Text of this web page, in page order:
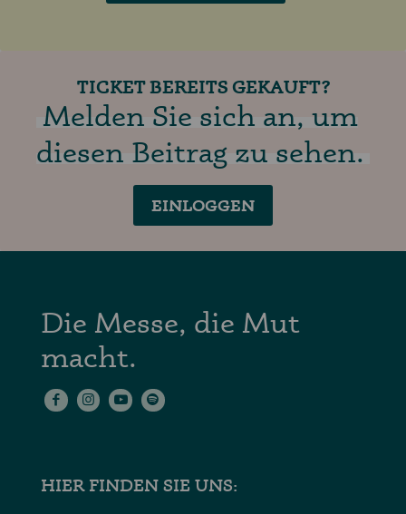
TICKET BEREITS GEKAUFT?
Melden Sie sich an, um
diesen Beitrag zu sehen.
EINLOGGEN
Die Messe, die Mut
macht.
HIER FINDEN SIE UNS: